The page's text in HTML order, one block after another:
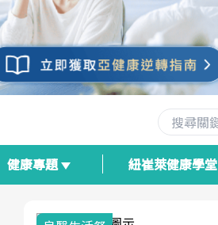
健康專題 紐崔萊健康學堂